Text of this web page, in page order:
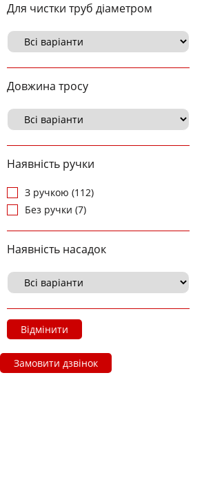
Для чистки труб діаметром
Довжина тросу
Наявність ручки
З ручкою (112)
Без ручки (7)
Наявність насадок
Відмінити
Замовити дзвінок